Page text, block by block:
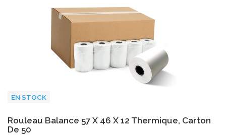
EN STOCK
Rouleau Balance 57 X 46 X 12 Thermique, Carton
De 50